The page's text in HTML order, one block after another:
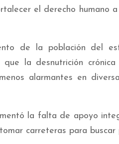
el derecho humano
de la población del
que la desnutrición
alarmantes en
la falta de apoyo
carreteras para buscar